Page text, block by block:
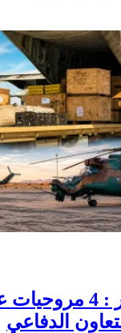
الجزائر والنيجر : 4
الدفاعي